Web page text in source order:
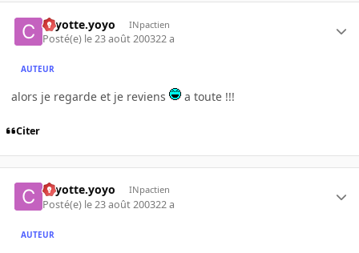
coyotte.yoyo INpactien
Posté(e) le 23 août 200322 a
AUTEUR
alors je regarde et je reviens a toute !!!
Citer
coyotte.yoyo INpactien
Posté(e) le 23 août 200322 a
AUTEUR